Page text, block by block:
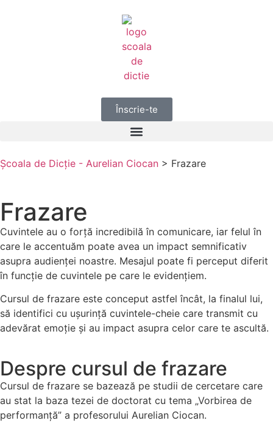
Înscrie-te
Școala de Dicție - Aurelian Ciocan > Frazare
Frazare
Cuvintele au o forță incredibilă în comunicare, iar felul în
care le accentuăm poate avea un impact semnificativ
asupra audienței noastre. Mesajul poate fi perceput diferit
în funcție de cuvintele pe care le evidențiem.
Cursul de frazare este conceput astfel încât, la finalul lui,
să identifici cu ușurință cuvintele-cheie care transmit cu
adevărat emoție și au impact asupra celor care te ascultă.
Despre cursul de frazare
Cursul de frazare se bazează pe studii de cercetare care
au stat la baza tezei de doctorat cu tema „Vorbirea de
performanță” a profesorului Aurelian Ciocan.